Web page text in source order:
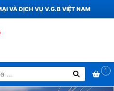
VÀ DỊCH VỤ V.G.B VIỆT NAM
1